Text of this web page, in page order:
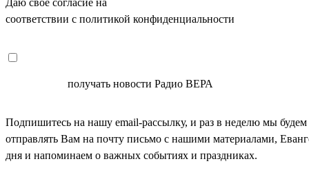
Даю свое согласие на
соответствии с политикой конфиденциальности
получать новости Радио ВЕРА
Подпишитесь на нашу email-рассылку, и раз в неделю мы будем
отправлять Вам на почту письмо с нашими материалами,
дня и напоминаем о важных событиях и праздниках.